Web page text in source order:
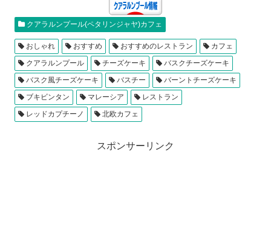
クアラルンプール(ペタリンジャヤ)カフェ
おしゃれ おすすめ おすすめのレストラン
カフェ
クアラルンプール
チーズケーキ
バスクチーズケーキ
バスク風チーズケーキ
バスチー
バーントチーズケーキ
ブキビンタン
マレーシア
レストラン
レッドカプチーノ
北欧カフェ
スポンサーリンク